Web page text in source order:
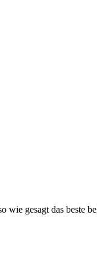
wie gesagt das beste